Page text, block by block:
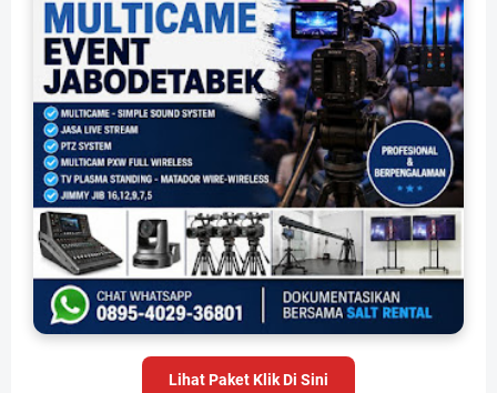
Lihat Paket Klik Di Sini